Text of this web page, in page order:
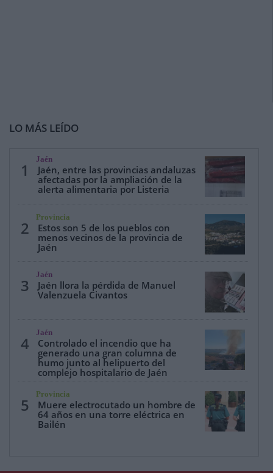
LO MÁS LEÍDO
1
Jaén
Jaén, entre las provincias andaluzas
afectadas por la ampliación de la
alerta alimentaria por Listeria
2
Provincia
Estos son 5 de los pueblos con
menos vecinos de la provincia de
Jaén
3
Jaén
Jaén llora la pérdida de Manuel
Valenzuela Civantos
4
Jaén
Controlado el incendio que ha
generado una gran columna de
humo junto al helipuerto del
complejo hospitalario de Jaén
5
Provincia
Muere electrocutado un hombre de
64 años en una torre eléctrica en
Bailén